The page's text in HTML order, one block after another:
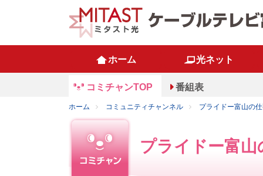
ホーム 光ネット
コミチャンTOP 番組表
ホーム コミュニティチャンネル プライドー富山の
プライドー富山